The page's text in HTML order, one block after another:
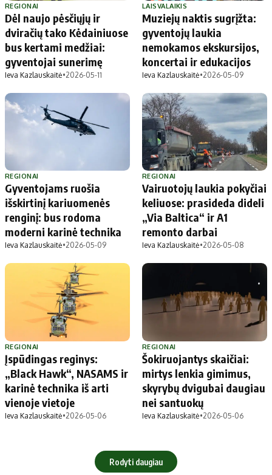
REGIONAI
Dėl naujo pėsčiųjų ir
dviračių tako Kėdainiuose
bus kertami medžiai:
gyventojai sunerimę
Ieva Kazlauskaitė•2026-05-11
LAISVALAIKIS
Muziejų naktis sugrįžta:
gyventojų laukia
nemokamos ekskursijos,
koncertai ir edukacijos
Ieva Kazlauskaitė•2026-05-09
REGIONAI
Gyventojams ruošia
išskirtinį kariuomenės
renginį: bus rodoma
moderni karinė technika
Ieva Kazlauskaitė•2026-05-09
REGIONAI
Vairuotojų laukia pokyčiai
keliuose: prasideda dideli
„Via Baltica“ ir A1
remonto darbai
Ieva Kazlauskaitė•2026-05-08
REGIONAI
Įspūdingas reginys:
„Black Hawk“, NASAMS ir
karinė technika iš arti
vienoje vietoje
Ieva Kazlauskaitė•2026-05-06
REGIONAI
Šokiruojantys skaičiai:
mirtys lenkia gimimus,
skyrybų dvigubai daugiau
nei santuokų
Ieva Kazlauskaitė•2026-05-06
Rodyti daugiau